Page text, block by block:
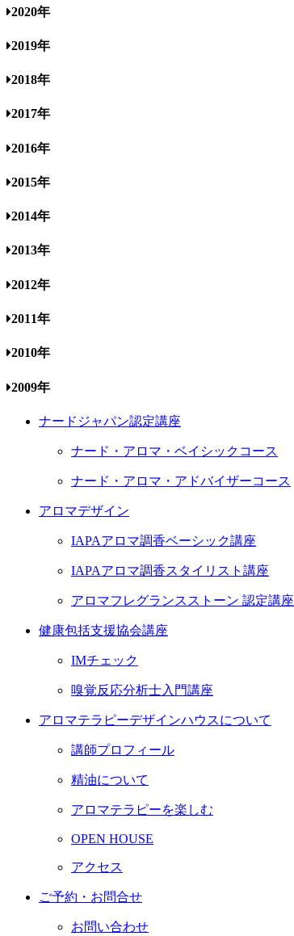
2020年
2019年
2018年
2017年
2016年
2015年
2014年
2013年
2012年
2011年
2010年
2009年
ナードジャパン認定講座
ナード・アロマ・ベイシックコース
ナード・アロマ・アドバイザーコース
アロマデザイン
IAPAアロマ調香ベーシック講座
IAPAアロマ調香スタイリスト講座
アロマフレグランスストーン 認定講座
健康包括支援協会講座
IMチェック
嗅覚反応分析士入門講座
アロマテラピーデザインハウスについて
講師プロフィール
精油について
アロマテラピーを楽しむ
OPEN HOUSE
アクセス
ご予約・お問合せ
お問い合わせ